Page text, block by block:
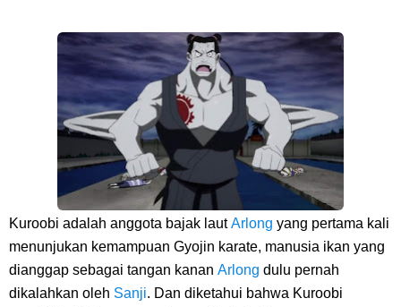
Samudra Hindia
Cara Bayar Akulaku Lewat Gopay, Sangat Mudah Dan Tidak Ribet
Sama Sekali
7 Fakta Queen One Piece, All Star Yang Jadi Penanggung Jawab
Penjara Udon
Profil Washifa Assegaf, Pemeran Aurel Pada Sinetron Merangkai
Kuroobi adalah anggota bajak lautArlong yang pertama kali
menunjukan kemampuan Gyojin karate, manusia ikan yang
dianggap sebagai tangan kanan Arlong dulu pernah
dikalahkan oleh Sanji. Dan diketahui bahwa Kuroobi